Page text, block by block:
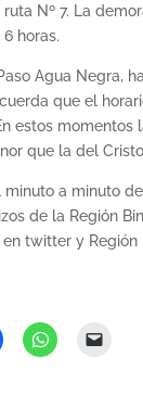
Nº 7. La
horas.
Agua Negra,
que el
estos
que la del
minuto a minuto
de la Región
en twitter y Región